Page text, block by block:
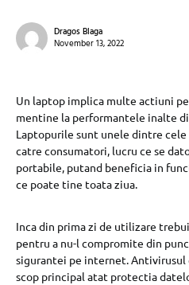
Dragos Blaga
November 13, 2022
Un laptop implica multe actiuni
mentine la performantele inalte
Laptopurile sunt unele dintre
catre consumatori, lucru ce se
portabile, putand beneficia in
ce poate tine toata ziua.
Inca din prima zi de utilizare
pentru a nu-l compromite din
sigurantei pe internet. Antivirusul
scop principal atat protectia